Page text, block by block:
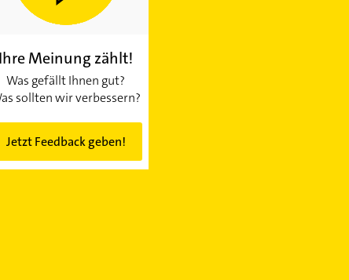
Ihre Meinung zählt!
Was gefällt Ihnen gut?
sollten wir verbessern?
Jetzt Feedback geben!